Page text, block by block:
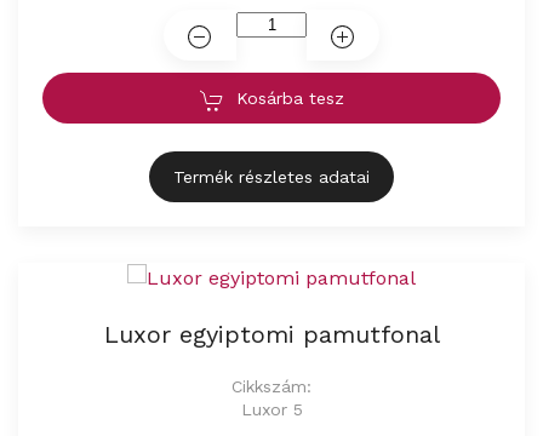
Kosárba tesz
Termék részletes adatai
Luxor egyiptomi pamutfonal
Cikkszám:
Luxor 5